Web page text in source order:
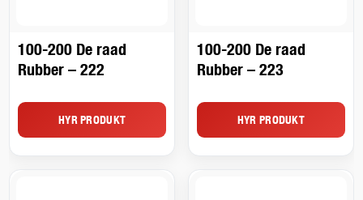
100-200 De raad
Rubber – 222
HYR PRODUKT
100-200 De raad
Rubber – 223
HYR PRODUKT